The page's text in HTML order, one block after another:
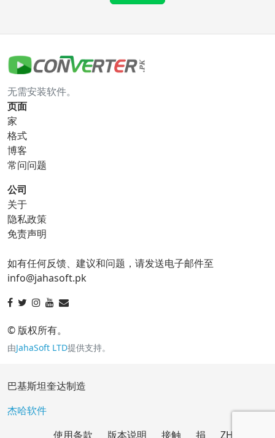
gif 转换器
gif 到 bmp
gif 到 ico
gif 到 tga
ico 转换器
ico 到 bmp
ico 到 gif ico 到 jpg
ico 到 png
ico 到 tga
jpg 到 bmp
无需安装软件。
页面
家
格式
博客
常问问题
公司
关于
隐私政策
免责声明
如有任何反馈、建议和问题，请发送电子邮件至
info@jahasoft.pk
© 版权所有。
由JahaSoft LTD提供支持。
巴基斯坦奎达制造
杰哈软件
使用条款
版本说明 接触 捐 ZH